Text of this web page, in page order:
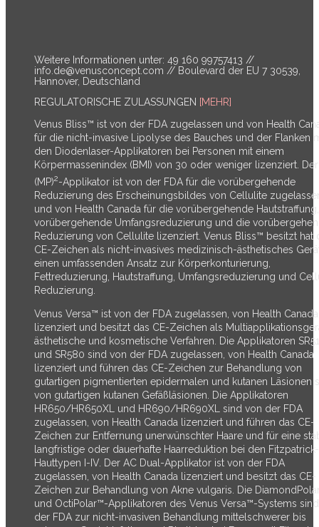
Weitere Informationen unter: 49 160 99757413 //
info.de@venusconcept.com // Boulevard der EU 7 30539,
Hannover, Deutschland
REGULATORISCHE ZULASSUNGEN [MEHR]
Venus Bliss™ ist von der FDA zugelassen und von Health
für die nicht-invasive Lipolyse des Bauches und der Flanken
den Diodenlaser-Applikatoren bei Personen mit einem
Körpermassenindex (BMI) von 30 oder weniger lizenziert. Der
(MP)2-Applikator ist von der FDA für die vorübergehende
Reduzierung des Erscheinungsbildes von Cellulite
und von Health Canada für die vorübergehende
vorübergehende Umfangsreduzierung und die
Reduzierung von Cellulite lizenziert. Venus Bliss™ besitzt hat
CE-Zeichen als nicht-invasives medizinisch-ästhetisches
einen umfassenden Ansatz zur Körperkonturierung,
Fettreduzierung, Hautstraffung, Umfangsreduzierung und
Reduzierung.
Venus Versa™ ist von der FDA zugelassen, von Health Canada
lizenziert und besitzt das CE-Zeichen als
ästhetische und kosmetische Verfahren. Die Applikatoren
und SR580 sind von der FDA zugelassen, von Health Canada
lizenziert und führen das CE-Zeichen zur Behandlung von
gutartigen pigmentierten epidermalen und kutanen Läsionen
von gutartigen kutanen Gefäßläsionen. Die Applikatoren
HR650/HR650XL und HR690/HR690XL sind von der FDA
zugelassen, von Health Canada lizenziert und führen das CE-
Zeichen zur Entfernung unerwünschter Haare und für eine
langfristige oder dauerhafte Haarreduktion bei den Fitzpatrick-
Hauttypen I-IV. Der AC Dual-Applikator ist von der FDA
zugelassen, von Health Canada lizenziert und besitzt das CE-
Zeichen zur Behandlung von Akne vulgaris. Die
und OctiPolar™-Applikatoren des Venus Versa™-Systems
der FDA zur nicht-invasiven Behandlung mittelschwerer bis